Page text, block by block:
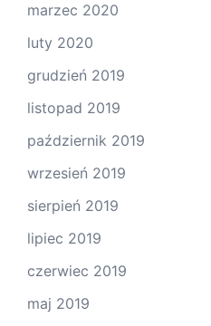
marzec 2020
luty 2020
grudzień 2019
listopad 2019
październik 2019
wrzesień 2019
sierpień 2019
lipiec 2019
czerwiec 2019
maj 2019